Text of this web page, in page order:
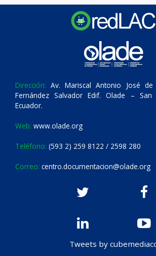
Dirección: Av. Mariscal Antonio José
Fernández Salvador Edif. Olade –
Ecuador.
Web: www.olade.org
Teléfono: (593 2) 259 8122 / 2598 280
Correo: centro.documentacion@olade.org
Tweets by